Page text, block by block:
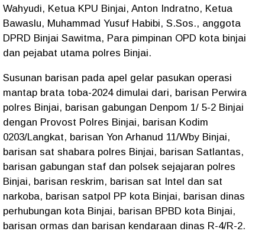
Wahyudi, Ketua KPU Binjai, Anton Indratno, Ketua
Bawaslu, Muhammad Yusuf Habibi, S.Sos., anggota
DPRD Binjai Sawitma, Para pimpinan OPD kota binjai
dan pejabat utama polres Binjai.
Susunan barisan pada apel gelar pasukan operasi
mantap brata toba-2024 dimulai dari, barisan Perwira
polres Binjai, barisan gabungan Denpom 1/ 5-2 Binjai
dengan Provost Polres Binjai, barisan Kodim
0203/Langkat, barisan Yon Arhanud 11/Wby Binjai,
barisan sat shabara polres Binjai, barisan Satlantas,
barisan gabungan staf dan polsek sejajaran polres
Binjai, barisan reskrim, barisan sat Intel dan sat
narkoba, barisan satpol PP kota Binjai, barisan dinas
perhubungan kota Binjai, barisan BPBD kota Binjai,
barisan ormas dan barisan kendaraan dinas R-4/R-2.